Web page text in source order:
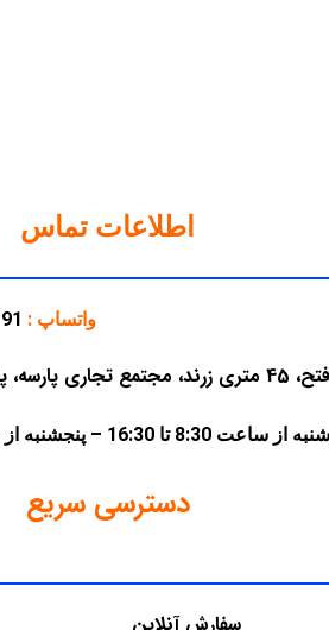
اطلاعات تماس
واتساپ :
پارسه، پلاک 38
– پنجشنبه از ساعت 8:30 تا 12:30
دسترسی سریع